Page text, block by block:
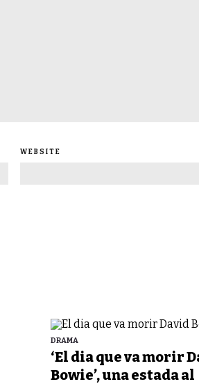
WEBSITE
DRAMA
‘El dia que va morir
Bowie’, una estada al